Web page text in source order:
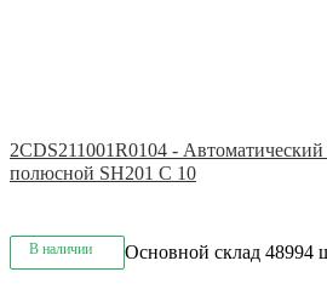
2CDS211001R0104 -
полюсной SH201 C 10
В наличии Основной склад 48994